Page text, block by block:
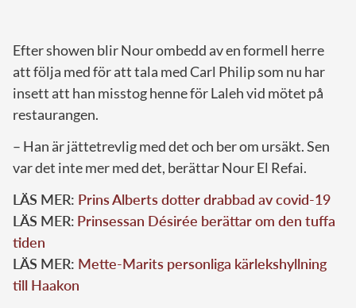
Efter showen blir Nour ombedd av en formell herre
att följa med för att tala med Carl Philip som nu har
insett att han misstog henne för Laleh vid mötet på
restaurangen.
– Han är jättetrevlig med det och ber om ursäkt. Sen
var det inte mer med det, berättar Nour El Refai.
LÄS MER: Prins Alberts dotter drabbad av covid-19
LÄS MER: Prinsessan Désirée berättar om den tuffa
tiden
LÄS MER: Mette-Marits personliga kärlekshyllning
till Haakon